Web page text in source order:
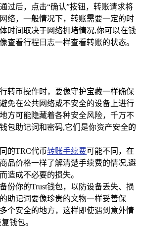
过后，点击“确认”按钮，转账请求将
络，一般情况下，转账需要一定的时
时间取决于网络拥堵情况,你可以在钱
查看行程日志一样查看转账的状态。
转币操作时，要像守护宝藏一样确保
免在公共网络或不安全的设备上进行
方可能隐藏着各种安全风险，千万不
包助记词和密码,它们是你资产安全的
的TRC代币转账手续费可能不同，在
品价格一样了解清楚手续费的情况,避
造成不必要的损失。
份你的Trust钱包，以防设备丢失、损
助记词要像珍贵的文物一样妥善保
个安全的地方，这样即使遇到意外情
钱包。